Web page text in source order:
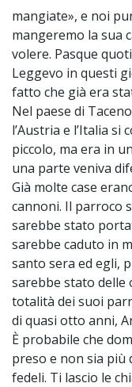
mangiate», e noi
mangeremo la sua
volere. Pasque
Leggevo in questi
fatto che già era
Nel paese di
l’Austria e l’Italia si
piccolo, ma era in
una parte veniva
Già molte case
cannoni. Il parroco
sarebbe stato
sarebbe caduto in
santo sera ed egli,
sarebbe stato delle
totalità dei suoi
di quasi otto anni,
È probabile che
preso e non sia più
fedeli. Ti lascio le